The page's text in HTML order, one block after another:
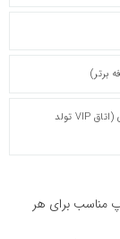
کافه‌های تهران برای تولد با اتاق خصوصی (اتاق VIP تولد
مناسب برای هر